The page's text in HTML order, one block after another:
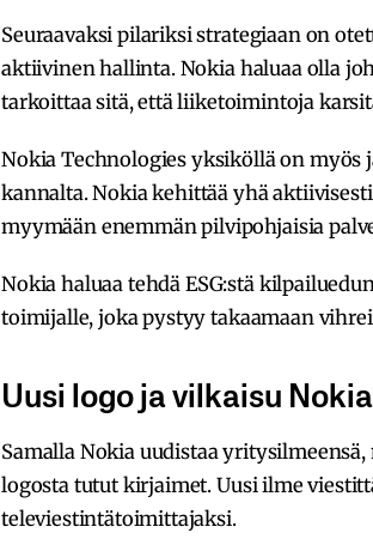
Seuraavaksi pilariksi strategiaan on
aktiivinen hallinta. Nokia haluaa olla
tarkoittaa sitä, että liiketoimintoja
Nokia Technologies yksiköllä on
kannalta. Nokia kehittää yhä
myymään enemmän pilvipohjaisia
Nokia haluaa tehdä ESG:stä
toimijalle, joka pystyy takaamaan
Uusi logo ja vilkaisu
Samalla Nokia uudistaa
logosta tutut kirjaimet. Uusi ilme
televiestintätoimittajaksi.